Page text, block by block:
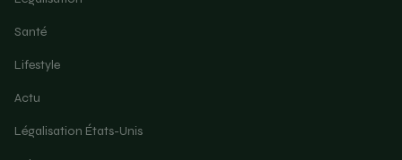
Santé
Lifestyle
Actu
Légalisation États-Unis